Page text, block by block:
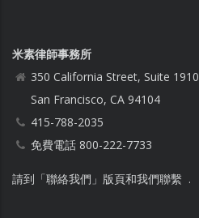
米素律師事務所
350 California Street, Suite 1910
San Francisco, CA 94104
415-788-2035
免費電話 800-222-7733
請到「聯絡我們」版頁和我們聯繫 .